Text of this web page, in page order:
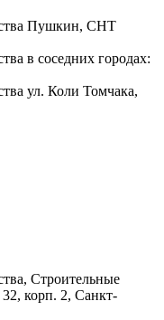
Пушкин, СНТ
в соседних городах:
ул. Коли Томчака,
Строительные
корп. 2, Санкт-